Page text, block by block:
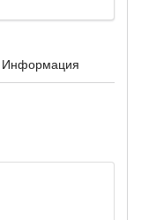
Информация